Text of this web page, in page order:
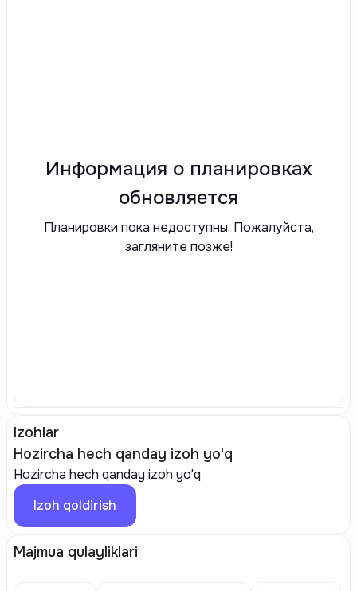
Информация о планировках
обновляется
Планировки пока недоступны. Пожалуйста,
загляните позже!
Izohlar
Hozircha hech qanday izoh yo'q
Hozircha hech qanday izoh yo'q
Izoh qoldirish
Majmua qulayliklari